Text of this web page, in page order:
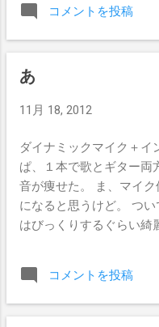
コメントを投稿
あ
11月 18, 2012
ダイナミックマイク＋イ
ぱ、１本で歌とギター両
音が痩せた。 ま、マイ
になると思うけど。 つ
はびっくりするぐらい綺
コメントを投稿